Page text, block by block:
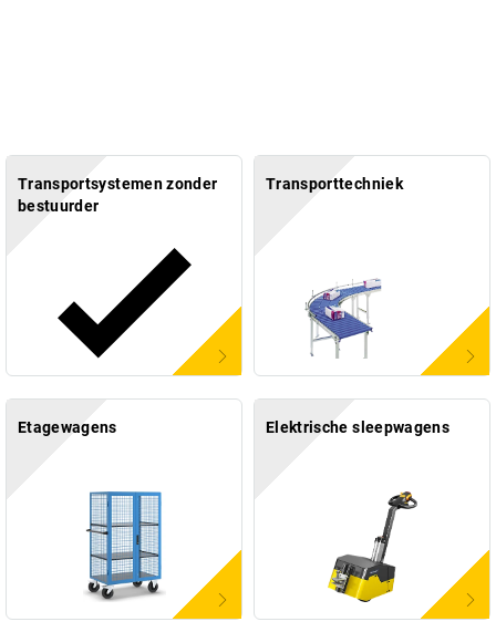
Transportsystemen zonder
bestuurder
Transporttechniek
Etagewagens Elektrische sleepwagens